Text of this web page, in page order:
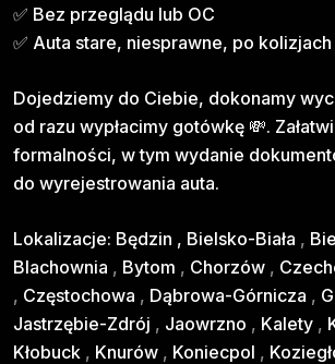
✅ Bez przeglądu lub OC
✅ Auta stare, niesprawne, po kolizjach
Dojedziemy do Ciebie, dokonamy
od razu wypłacimy gotówkę 💸.
formalności, w tym wydanie
do wyrejestrowania auta.
Lokalizacje: Będzin , Bielsko-Biała ,
Blachownia , Bytom , Chorzów ,
, Częstochowa , Dąbrowa-Górnicza ,
Jastrzębie-Zdrój , Jaowrzno , Kalety ,
Kłobuck , Knurów , Koniecpol ,